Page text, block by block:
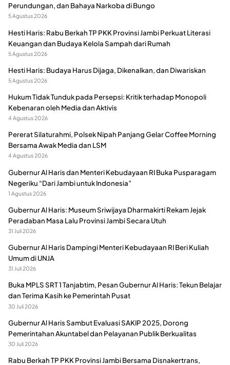
Perundungan, dan Bahaya Narkoba di Bungo
5 Agustus 2026
Hesti Haris: Rabu Berkah TP PKK Provinsi Jambi Perkuat Literasi
Keuangan dan Budaya Kelola Sampah dari Rumah
5 Agustus 2026
Hesti Haris: Budaya Harus Dijaga, Dikenalkan, dan Diwariskan
5 Agustus 2026
Hukum Tidak Tunduk pada Persepsi: Kritik terhadap Monopoli
Kebenaran oleh Media dan Aktivis
4 Agustus 2026
Pererat Silaturahmi, Polsek Nipah Panjang Gelar Coffee Morning
Bersama Awak Media dan LSM
4 Agustus 2026
Gubernur Al Haris dan Menteri Kebudayaan RI Buka Pusparagam
Negeriku “Dari Jambi untuk Indonesia”
1 Agustus 2026
Gubernur Al Haris: Museum Sriwijaya Dharmakirti Rekam Jejak
Peradaban Masa Lalu Provinsi Jambi Secara Utuh
31 Juli 2026
Gubernur Al Haris Dampingi Menteri Kebudayaan RI Beri Kuliah
Umum di UNJA
31 Juli 2026
Buka MPLS SRT 1 Tanjabtim, Pesan Gubernur Al Haris: Tekun Belajar
dan Terima Kasih ke Pemerintah Pusat
30 Juli 2026
Gubernur Al Haris Sambut Evaluasi SAKIP 2025, Dorong
Pemerintahan Akuntabel dan Pelayanan Publik Berkualitas
30 Juli 2026
Rabu Berkah TP PKK Provinsi Jambi Bersama Disnakertrans,